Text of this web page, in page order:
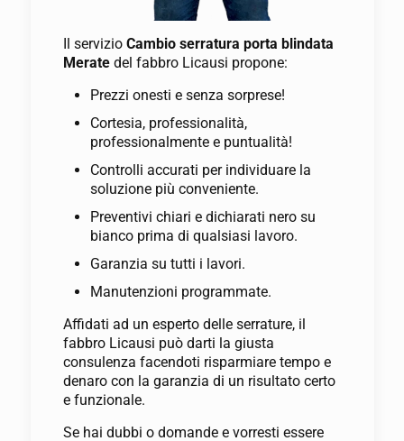
Il servizio Cambio serratura porta blindata
Merate del fabbro Licausi propone:
Prezzi onesti e senza sorprese!
Cortesia, professionalità,
professionalmente e puntualità!
Controlli accurati per individuare la
soluzione più conveniente.
Preventivi chiari e dichiarati nero su
bianco prima di qualsiasi lavoro.
Garanzia su tutti i lavori.
Manutenzioni programmate.
Affidati ad un esperto delle serrature, il
fabbro Licausi può darti la giusta
consulenza facendoti risparmiare tempo e
denaro con la garanzia di un risultato certo
e funzionale.
Se hai dubbi o domande e vorresti essere